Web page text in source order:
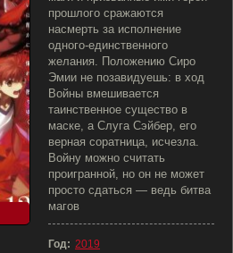
прошлого сражаются
насмерть за исполнение
одного-единственного
желания. Положению Сиро
Эмии не позавидуешь: в ход
Войны вмешивается
таинственное существо в
маске, а Слуга Сэйбер, его
верная соратница, исчезла.
Войну можно считать
проигранной, но он не может
просто сдаться — ведь битва
магов
Год: 2019